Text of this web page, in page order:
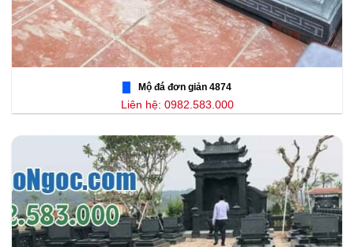
Mộ đá đơn giản 4874
Liên hệ: 0982.583.000